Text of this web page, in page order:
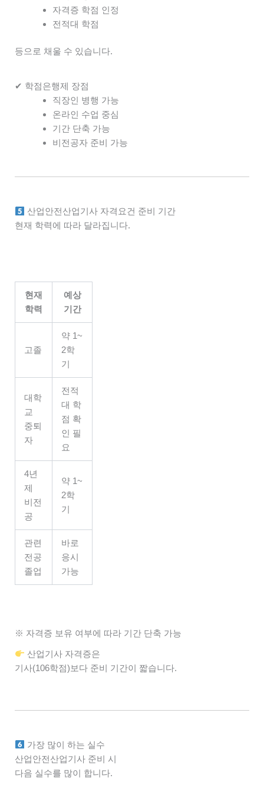
자격증 학점 인정
전적대 학점
등으로 채울 수 있습니다.
✔ 학점은행제 장점
직장인 병행 가능
온라인 수업 중심
기간 단축 가능
비전공자 준비 가능
산업안전산업기사 자격요건 준비 기간
현재 학력에 따라 달라집니다.
현재
학력
예상
기간
고졸
약 1~
2학
기
대학
교
중퇴
자
전적
대 학
점 확
인 필
요
4년
제
비전
공
약 1~
2학
기
관련
전공
졸업
바로
응시
가능
※ 자격증 보유 여부에 따라 기간 단축 가능
산업기사 자격증은
기사(106학점)보다 준비 기간이 짧습니다.
가장 많이 하는 실수
산업안전산업기사 준비 시
다음 실수를 많이 합니다.